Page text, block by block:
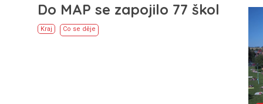
Do MAP se zapojilo 77 škol
Kraj Co se děje